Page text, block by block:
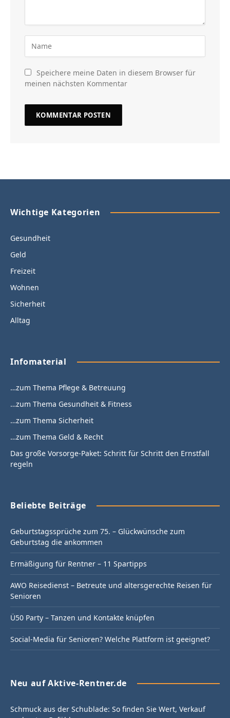
Speichere meine Daten in diesem Browser für
meinen nächsten Kommentar
Wichtige Kategorien
Gesundheit
Geld
Freizeit
Wohnen
Sicherheit
Alltag
Infomaterial
…zum Thema Pflege & Betreuung
…zum Thema Gesundheit & Fitness
…zum Thema Sicherheit
…zum Thema Geld & Recht
Das große Vorsorge-Paket: Schritt für Schritt den Ernstfall
regeln
Beliebte Beiträge
Geburtstagssprüche zum 75. – Glückwünsche zum
Geburtstag die ankommen
Ermäßigung für Rentner – 11 Spartipps
AWO Reisedienst – Betreute und altersgerechte Reisen für
Senioren
Ü50 Party – Tanzen und Kontakte knüpfen
Social-Media für Senioren? Welche Plattform ist geeignet?
Neu auf Aktive-Rentner.de
Schmuck aus der Schublade: So finden Sie Wert, Verkauf